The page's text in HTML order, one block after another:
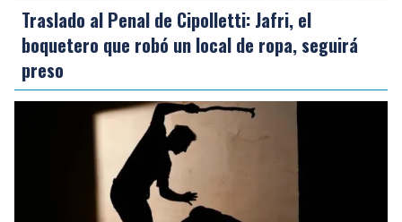
Traslado al Penal de Cipolletti: Jafri, el
boquetero que robó un local de ropa, seguirá
preso